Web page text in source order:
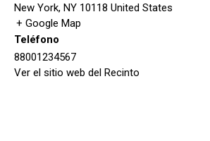
New York, NY 10118 United States
+ Google Map
Teléfono
88001234567
Ver el sitio web del Recinto